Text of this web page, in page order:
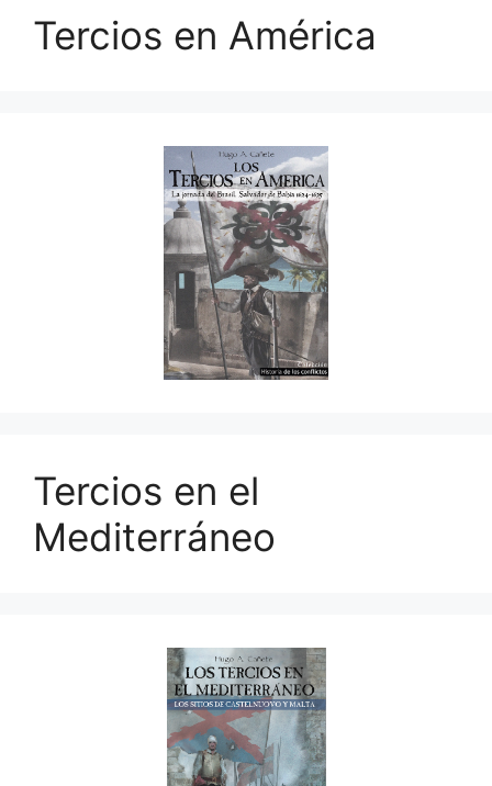
Tercios en América
Tercios en el
Mediterráneo